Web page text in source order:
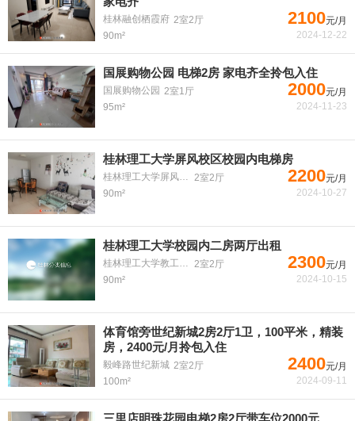
桂林融创栖霞府 2室2厅
90m²
2100元/月
2024-12-22
国展购物公园 电梯2房 家电齐全拎包入住
国展购物公园 2室1厅
95m²
2000元/月
2024-11-23
桂林理工大学屏风校区校园内电梯房
桂林理工大学屏风校区2室2厅
90m²
2200元/月
2024-10-27
桂林理工大学校园内二房两厅出租
桂林理工大学教工宿舍2室2厅
90m²
2300元/月
2024-10-15
体育馆旁世纪新城2房2厅1卫，100平米，精装
房，2400元/月拎包入住
毅峰路世纪新城 2室2厅
100m²
2400元/月
2024-09-11
三里店明珠花园电梯2房2厅带车位2000元